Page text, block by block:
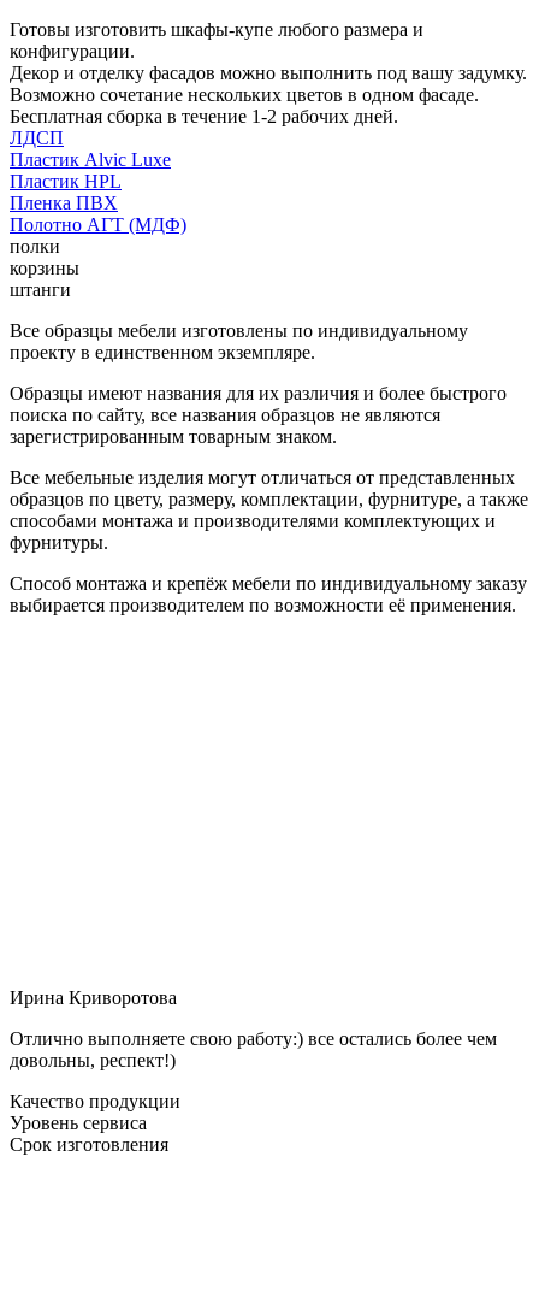
Готовы изготовить шкафы-купе любого размера и
конфигурации.
Декор и отделку фасадов можно выполнить под вашу задумку.
Возможно сочетание нескольких цветов в одном фасаде.
Бесплатная сборка в течение 1-2 рабочих дней.
ЛДСП
Пластик Alvic Luxe
Пластик HPL
Пленка ПВХ
Полотно АГТ (МДФ)
полки
корзины
штанги
Все образцы мебели изготовлены по индивидуальному
проекту в единственном экземпляре.
Образцы имеют названия для их различия и более быстрого
поиска по сайту, все названия образцов не являются
зарегистрированным товарным знаком.
Все мебельные изделия могут отличаться от представленных
образцов по цвету, размеру, комплектации, фурнитуре, а также
способами монтажа и производителями комплектующих и
фурнитуры.
Способ монтажа и крепёж мебели по индивидуальному заказу
выбирается производителем по возможности её применения.
Ирина Криворотова
Отлично выполняете свою работу:) все остались более чем
довольны, респект!)
Качество продукции
Уровень сервиса
Срок изготовления